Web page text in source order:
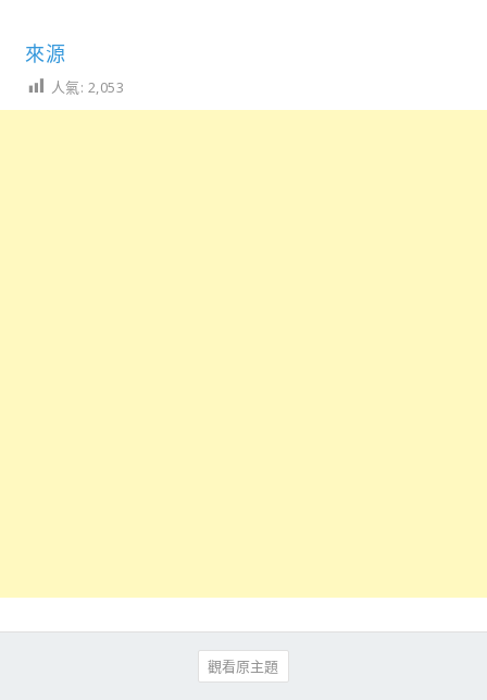
來源
人氣: 2,053
觀看原主題